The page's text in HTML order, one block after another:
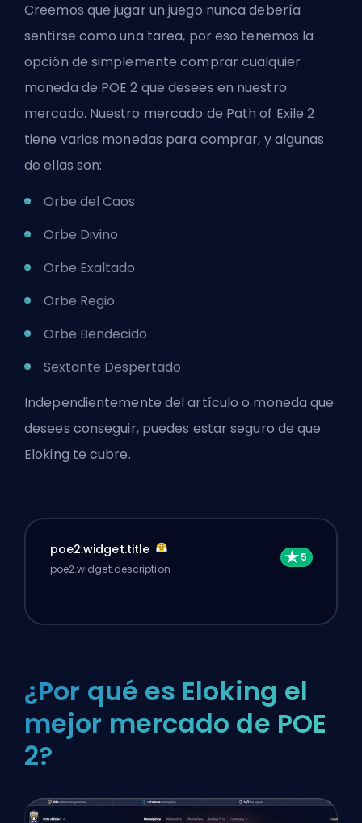
Creemos que jugar un juego nunca debería
sentirse como una tarea, por eso tenemos la
opción de simplemente comprar cualquier
moneda de POE 2 que desees en nuestro
mercado. Nuestro mercado de Path of Exile 2
tiene varias monedas para comprar, y algunas
de ellas son:
Orbe del Caos
Orbe Divino
Orbe Exaltado
Orbe Regio
Orbe Bendecido
Sextante Despertado
Independientemente del artículo o moneda que
desees conseguir, puedes estar seguro de que
Eloking te cubre.
poe2.widget.title
poe2.widget.description
¿Por qué es Eloking el
mejor mercado de POE
2?